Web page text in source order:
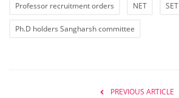
Professor recruitment orders NET SET
Ph.D holders Sangharsh committee
PREVIOUS ARTICLE